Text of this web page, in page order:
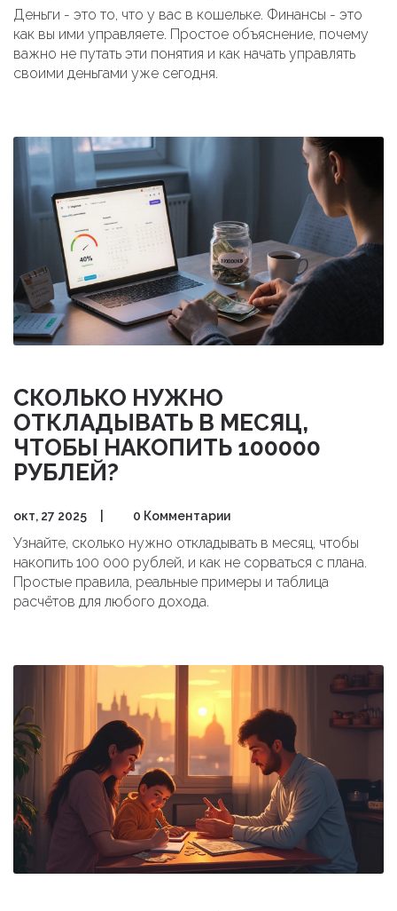
Деньги - это то, что у вас в кошельке. Финансы - это
как вы ими управляете. Простое объяснение, почему
важно не путать эти понятия и как начать управлять
своими деньгами уже сегодня.
СКОЛЬКО НУЖНО
ОТКЛАДЫВАТЬ В МЕСЯЦ,
ЧТОБЫ НАКОПИТЬ 100000
РУБЛЕЙ?
окт, 27 2025 0 Комментарии
Узнайте, сколько нужно откладывать в месяц, чтобы
накопить 100 000 рублей, и как не сорваться с плана.
Простые правила, реальные примеры и таблица
расчётов для любого дохода.